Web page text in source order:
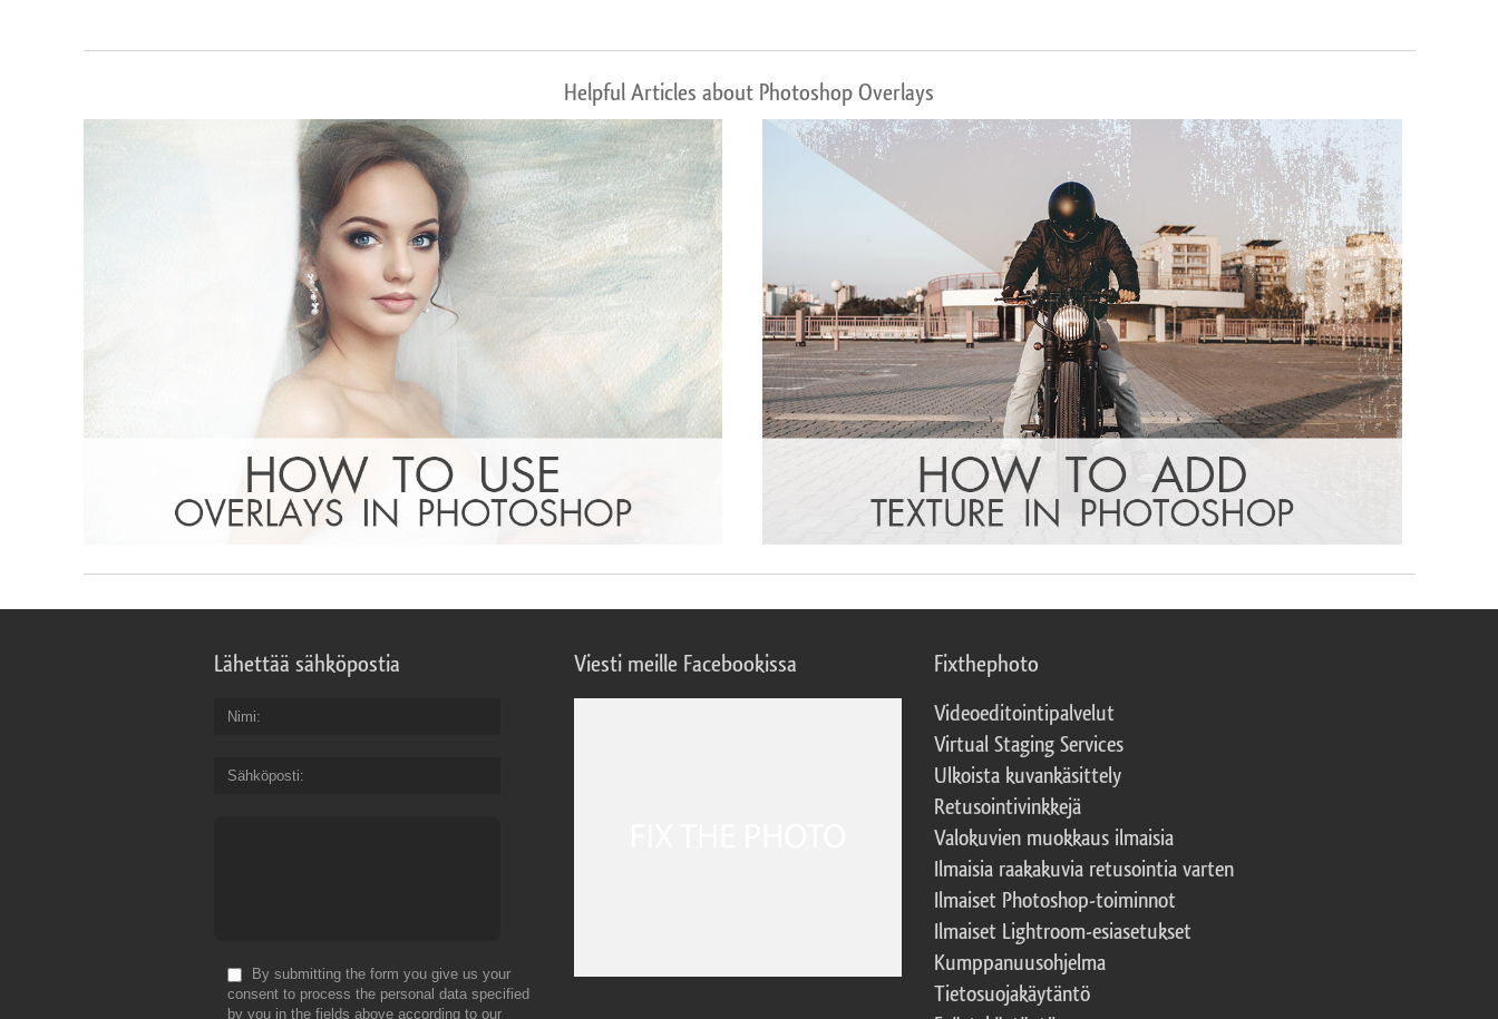
Helpful Articles about Photoshop Overlays
Lähettää sähköpostia
Nimi
Sähköposti
By submitting the form you give us your
consent to process the personal data specified
by you in the fields above according to our
Viesti meille Facebookissa Fixthephoto
Videoeditointipalvelut
Virtual Staging Services
Ulkoista kuvankäsittely
Retusointivinkkejä
Valokuvien muokkaus ilmaisia
Ilmaisia raakakuvia retusointia varten
Ilmaiset Photoshop-toiminnot
Ilmaiset Lightroom-esiasetukset
Kumppanuusohjelma
Tietosuojakäytäntö